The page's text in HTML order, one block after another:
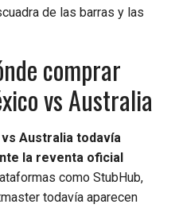
de las barras y las
comprar
vs Australia
Australia todavía
la reventa oficial
como StubHub,
todavía aparecen